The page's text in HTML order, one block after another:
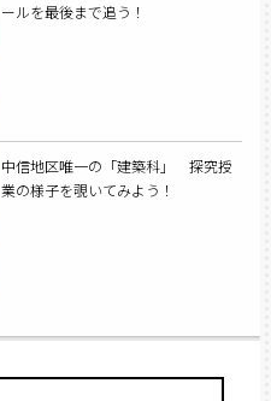
ールを最後まで追う！
中信地区唯一の「建築科」 探究授
業の様子を覗いてみよう！